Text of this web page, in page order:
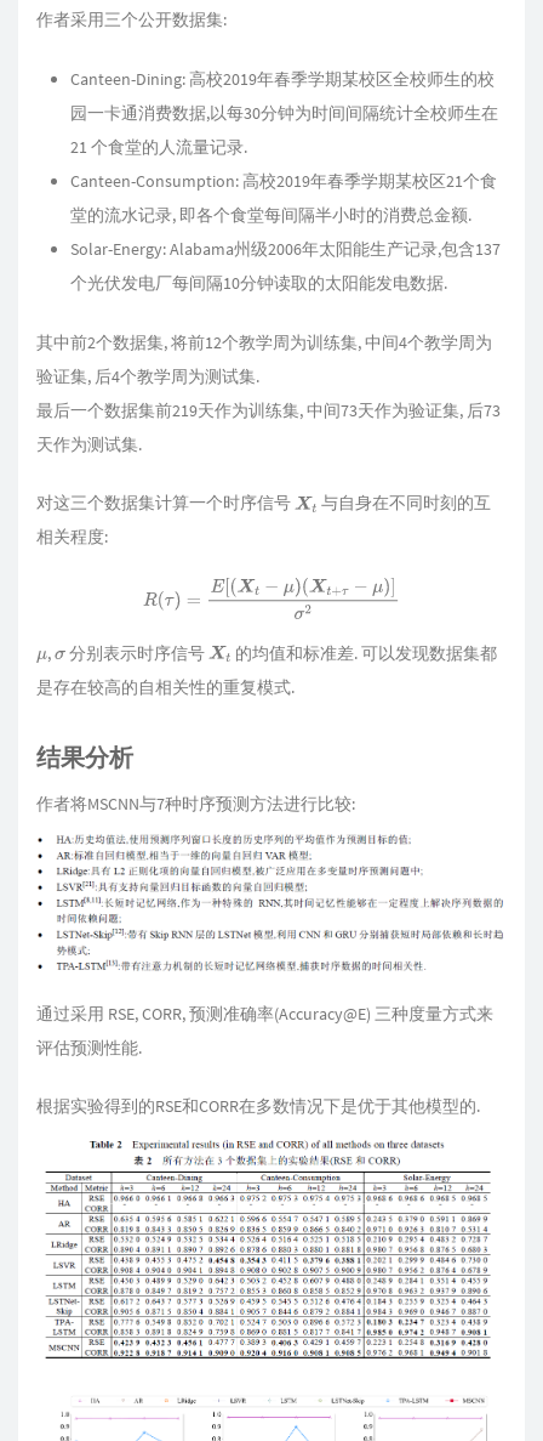
作者采用三个公开数据集:
Canteen-Dining: 高校2019年春季学期某校区全校师生的校
园一卡通消费数据,以每30分钟为时间间隔统计全校师生在
21 个食堂的人流量记录.
Canteen-Consumption: 高校2019年春季学期某校区21个食
堂的流水记录, 即各个食堂每间隔半小时的消费总金额.
Solar-Energy: Alabama州级2006年太阳能生产记录,包含137
个光伏发电厂每间隔10分钟读取的太阳能发电数据.
其中前2个数据集, 将前12个教学周为训练集, 中间4个教学周为
验证集, 后4个教学周为测试集.
最后一个数据集前219天作为训练集, 中间73天作为验证集, 后73
天作为测试集.
对这三个数据集计算一个时序信号Xt 与自身在不同时刻的互
相关程度:
R(τ )=E[(Xt−μ)(Xt+τ−μ)]σ2
μ,σ 分别表示时序信号Xt
的均值和标准差. 可以发现数据集都
是存在较高的自相关性的重复模式.
结果分析
作者将MSCNN与7种时序预测方法进行比较:
通过采用 RSE, CORR, 预测准确率(Accuracy@E) 三种度量方式来
评估预测性能.
根据实验得到的RSE和CORR在多数情况下是优于其他模型的.